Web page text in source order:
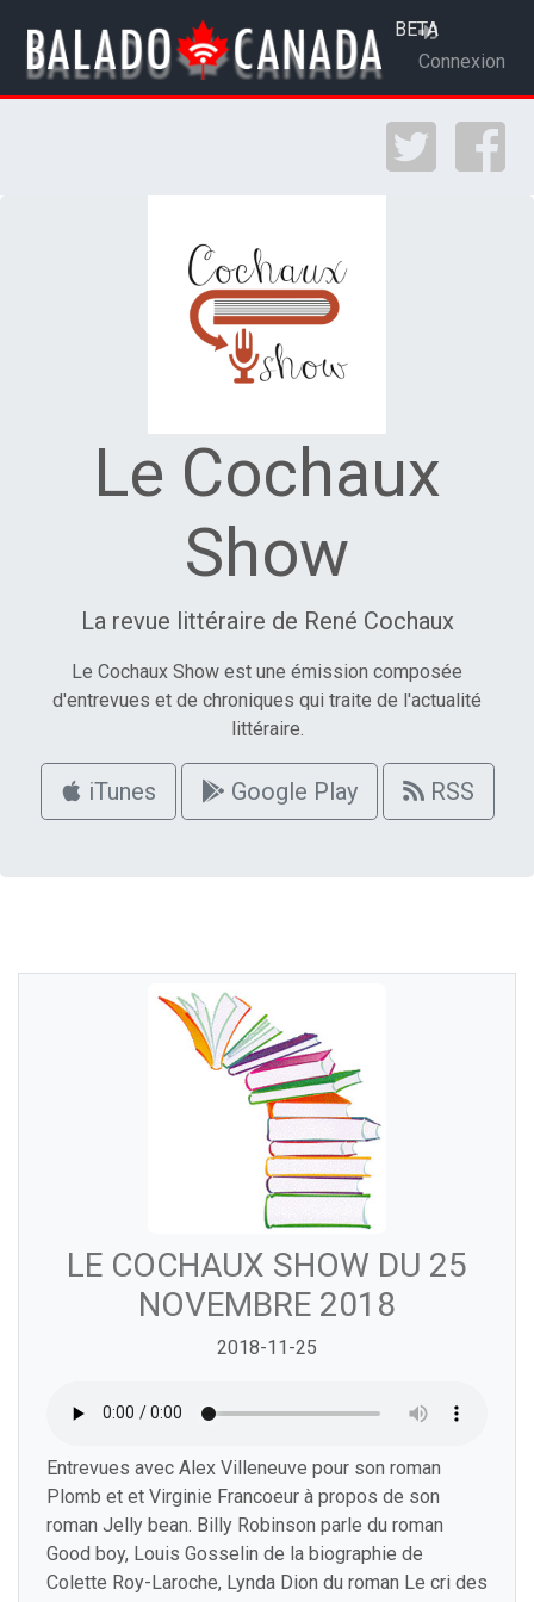
BETA
Connexion
Le Cochaux
Show
La revue littéraire de René Cochaux
Le Cochaux Show est une émission composée
d'entrevues et de chroniques qui traite de l'actualité
littéraire.
iTunes Google Play RSS
LE COCHAUX SHOW DU 25
NOVEMBRE 2018
2018-11-25
Entrevues avec Alex Villeneuve pour son roman
Plomb et et Virginie Francoeur à propos de son
roman Jelly bean. Billy Robinson parle du roman
Good boy, Louis Gosselin de la biographie de
Colette Roy-Laroche, Lynda Dion du roman Le cri des